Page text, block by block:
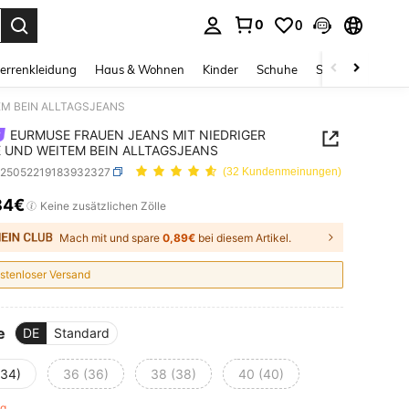
0 0
Haus & Wohnen Kinder Schuhe Schmuck &
BEIN ALLTAGSJEANS
EURMUSE FRAUEN JEANS MIT NIEDRIGER
UND WEITEM BEIN ALLTAGSJEANS
(32 Kundenmeinungen)
AND AVAILABILITY
Keine zusätzlichen Zölle
Mach mit und spare 0,89€ bei diesem Artikel.
Versand
DE Standard
36 (36) 38 (38) 40 (40)